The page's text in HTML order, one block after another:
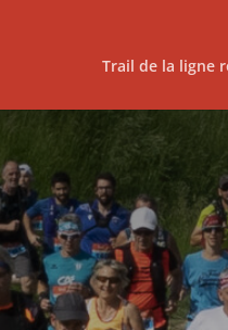
Trail de la ligne